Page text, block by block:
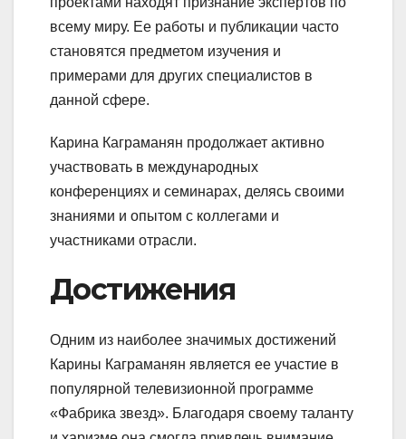
всему миру. Ее работы и публикации часто
становятся предметом изучения и
примерами для других специалистов в
данной сфере.
Карина Каграманян продолжает активно
участвовать в международных
конференциях и семинарах, делясь своими
знаниями и опытом с коллегами и
участниками отрасли.
Достижения
Одним из наиболее значимых достижений
Карины Каграманян является ее участие в
популярной телевизионной программе
«Фабрика звезд». Благодаря своему таланту